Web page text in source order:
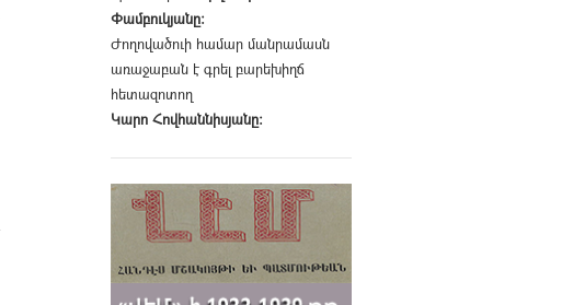
Փամբուկյանը։
Ժողովածուի համար մանրամասն
առաջաբան է գրել բարեխիղճ
հետազոտող
Կարո Հովհաննիսյանը։